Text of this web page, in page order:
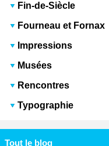
Fin-de-Siècle
Fourneau et Fornax
Impressions
Musées
Rencontres
Typographie
Tout le blog